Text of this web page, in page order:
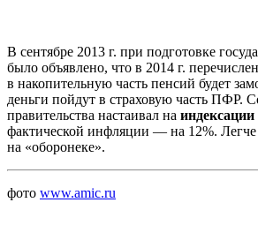
В сентябре 2013 г. при подготовке
было объявлено, что в 2014 г.
в накопительную часть пенсий будет
деньги пойдут в страховую часть ПФР.
правительства настаивал на индексации
фактической инфляции — на 12%.
на «оборонеке».
фото www.amic.ru